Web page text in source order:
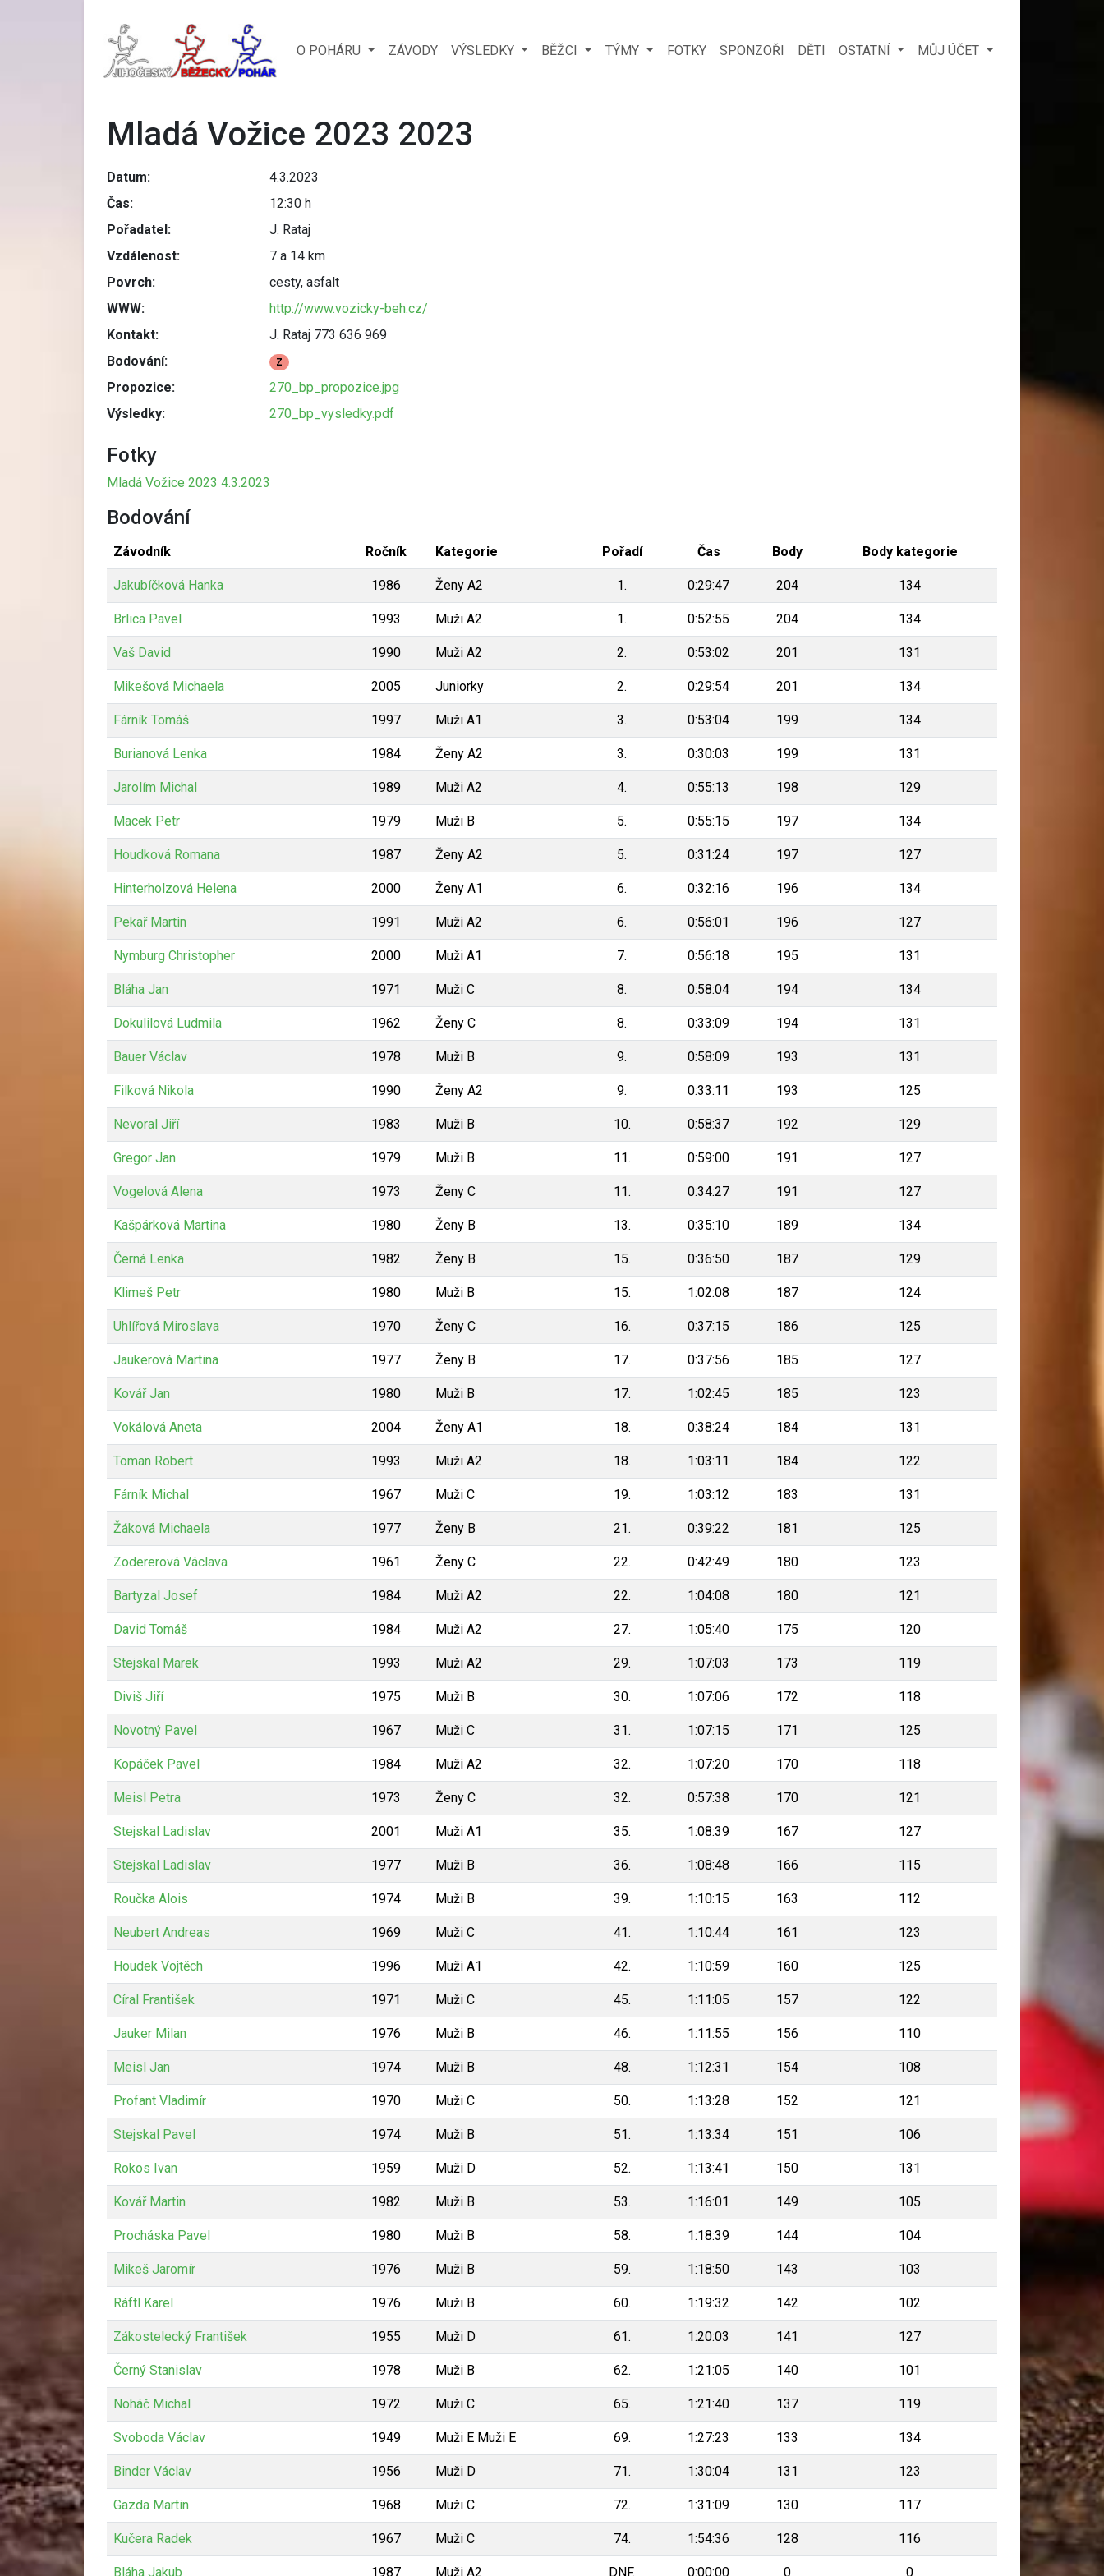
O POHÁRU ZÁVODY VÝSLEDKY BĚŽCI TÝMY FOTKY SPONZOŘI DĚTI OSTATNÍ MŮJ ÚČET
Mladá Vožice 2023 2023
Datum:
4.3.2023
Čas:
12:30 h
Pořadatel:
J. Rataj
Vzdálenost:
7 a 14 km
Povrch:
cesty, asfalt
WWW:
http://www.vozicky-beh.cz/
Kontakt:
J. Rataj 773 636 969
Bodování:
Z
Propozice:
270_bp_propozice.jpg
Výsledky:
270_bp_vysledky.pdf
Fotky
Mladá Vožice 2023 4.3.2023
Bodování
Závodník Ročník Kategorie Pořadí Čas Body Body kategorie
Jakubíčková Hanka 1986 Ženy A2 1. 0:29:47 204 134
Brlica Pavel 1993 Muži A2 1. 0:52:55 204 134
Vaš David 1990 Muži A2 2. 0:53:02 201 131
Mikešová Michaela 2005 Juniorky 2. 0:29:54 201 134
Fárník Tomáš 1997 Muži A1 3. 0:53:04 199 134
Burianová Lenka 1984 Ženy A2 3. 0:30:03 199 131
Jarolím Michal 1989 Muži A2 4. 0:55:13 198 129
Macek Petr 1979 Muži B 5. 0:55:15 197 134
Houdková Romana 1987 Ženy A2 5. 0:31:24 197 127
Hinterholzová Helena 2000 Ženy A1 6. 0:32:16 196 134
Pekař Martin 1991 Muži A2 6. 0:56:01 196 127
Nymburg Christopher 2000 Muži A1 7. 0:56:18 195 131
Bláha Jan 1971 Muži C 8. 0:58:04 194 134
Dokulilová Ludmila 1962 Ženy C 8. 0:33:09 194 131
Bauer Václav 1978 Muži B 9. 0:58:09 193 131
Filková Nikola 1990 Ženy A2 9. 0:33:11 193 125
Nevoral Jiří 1983 Muži B 10. 0:58:37 192 129
Gregor Jan 1979 Muži B 11. 0:59:00 191 127
Vogelová Alena 1973 Ženy C 11. 0:34:27 191 127
Kašpárková Martina 1980 Ženy B 13. 0:35:10 189 134
Černá Lenka 1982 Ženy B 15. 0:36:50 187 129
Klimeš Petr 1980 Muži B 15. 1:02:08 187 124
Uhlířová Miroslava 1970 Ženy C 16. 0:37:15 186 125
Jaukerová Martina 1977 Ženy B 17. 0:37:56 185 127
Kovář Jan 1980 Muži B 17. 1:02:45 185 123
Vokálová Aneta 2004 Ženy A1 18. 0:38:24 184 131
Toman Robert 1993 Muži A2 18. 1:03:11 184 122
Fárník Michal 1967 Muži C 19. 1:03:12 183 131
Žáková Michaela 1977 Ženy B 21. 0:39:22 181 125
Zodererová Václava 1961 Ženy C 22. 0:42:49 180 123
Bartyzal Josef 1984 Muži A2 22. 1:04:08 180 121
David Tomáš 1984 Muži A2 27. 1:05:40 175 120
Stejskal Marek 1993 Muži A2 29. 1:07:03 173 119
Diviš Jiří 1975 Muži B 30. 1:07:06 172 118
Novotný Pavel 1967 Muži C 31. 1:07:15 171 125
Kopáček Pavel 1984 Muži A2 32. 1:07:20 170 118
Meisl Petra 1973 Ženy C 32. 0:57:38 170 121
Stejskal Ladislav 2001 Muži A1 35. 1:08:39 167 127
Stejskal Ladislav 1977 Muži B 36. 1:08:48 166 115
Roučka Alois 1974 Muži B 39. 1:10:15 163 112
Neubert Andreas 1969 Muži C 41. 1:10:44 161 123
Houdek Vojtěch 1996 Muži A1 42. 1:10:59 160 125
Círal František 1971 Muži C 45. 1:11:05 157 122
Jauker Milan 1976 Muži B 46. 1:11:55 156 110
Meisl Jan 1974 Muži B 48. 1:12:31 154 108
Profant Vladimír 1970 Muži C 50. 1:13:28 152 121
Stejskal Pavel 1974 Muži B 51. 1:13:34 151 106
Rokos Ivan 1959 Muži D 52. 1:13:41 150 131
Kovář Martin 1982 Muži B 53. 1:16:01 149 105
Procháska Pavel 1980 Muži B 58. 1:18:39 144 104
Mikeš Jaromír 1976 Muži B 59. 1:18:50 143 103
Ráftl Karel 1976 Muži B 60. 1:19:32 142 102
Zákostelecký František 1955 Muži D 61. 1:20:03 141 127
Černý Stanislav 1978 Muži B 62. 1:21:05 140 101
Noháč Michal 1972 Muži C 65. 1:21:40 137 119
Svoboda Václav 1949 Muži E Muži E 69. 1:27:23 133 134
Binder Václav 1956 Muži D 71. 1:30:04 131 123
Gazda Martin 1968 Muži C 72. 1:31:09 130 117
Kučera Radek 1967 Muži C 74. 1:54:36 128 116
Bláha Jakub 1987 Muži A2 DNF. 0:00:00 0 0